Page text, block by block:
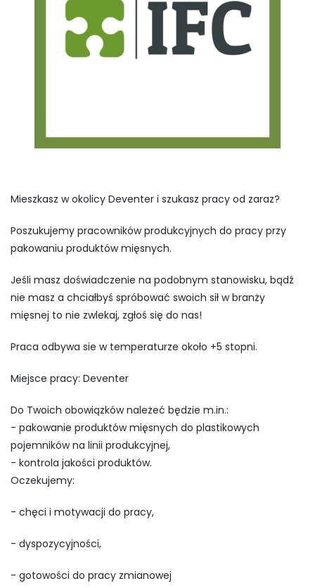
Mieszkasz w okolicy Deventer i szukasz pracy od zaraz?
Poszukujemy pracowników produkcyjnych do pracy przy
pakowaniu produktów mięsnych.
Jeśli masz doświadczenie na podobnym stanowisku, bądź
nie masz a chciałbyś spróbować swoich sił w branży
mięsnej to nie zwlekaj, zgłoś się do nas!
Praca odbywa sie w temperaturze około +5 stopni.
Miejsce pracy: Deventer
Do Twoich obowiązków należeć będzie m.in.:
- pakowanie produktów mięsnych do plastikowych
pojemników na linii produkcyjnej,
- kontrola jakości produktów.
Oczekujemy:
- chęci i motywacji do pracy,
- dyspozycyjności,
- gotowości do pracy zmianowej